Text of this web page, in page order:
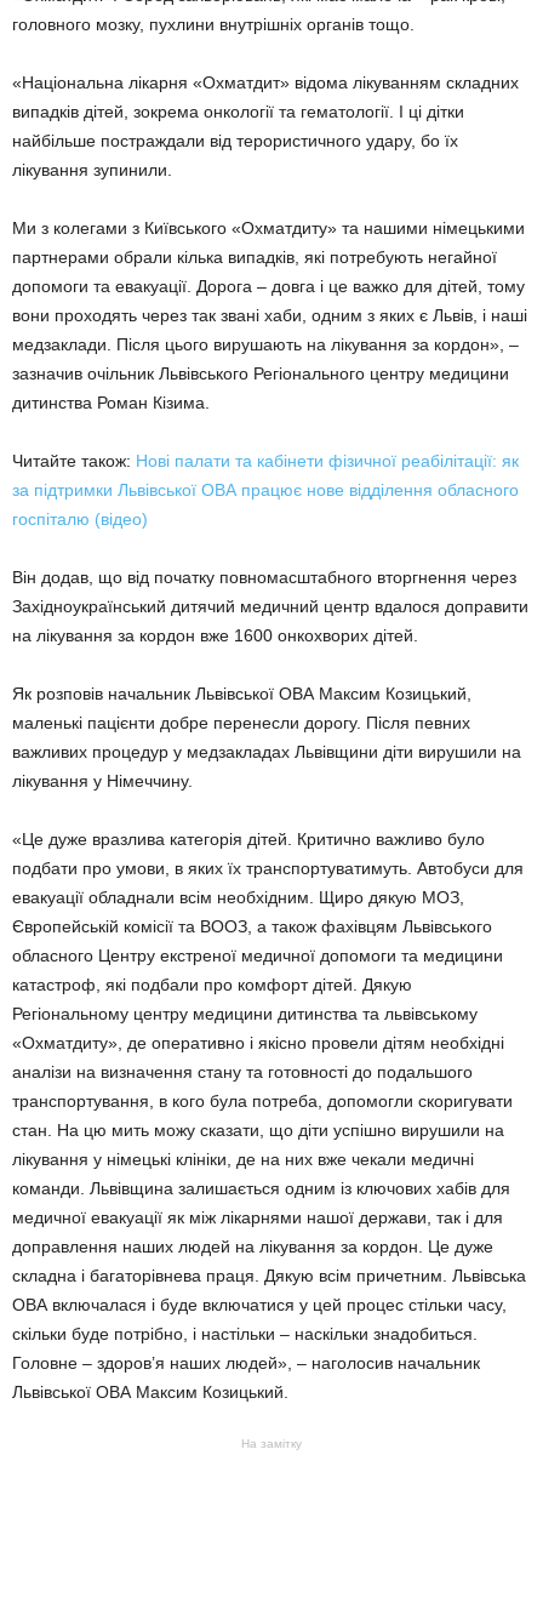
головного мозку, пухлини внутрішніх органів тощо.
«Національна лікарня «Охматдит» відома лікуванням складних
випадків дітей, зокрема онкології та гематології. І ці дітки
найбільше постраждали від терористичного удару, бо їх
лікування зупинили.
Ми з колегами з Київського «Охматдиту» та нашими німецькими
партнерами обрали кілька випадків, які потребують негайної
допомоги та евакуації. Дорога – довга і це важко для дітей, тому
вони проходять через так звані хаби, одним з яких є Львів, і наші
медзаклади. Після цього вирушають на лікування за кордон», –
зазначив очільник Львівського Регіонального центру медицини
дитинства Роман Кізима.
Читайте також: Нові палати та кабінети фізичної реабілітації: як
за підтримки Львівської ОВА працює нове відділення обласного
госпіталю (відео)
Він додав, що від початку повномасштабного вторгнення через
Західноукраїнський дитячий медичний центр вдалося доправити
на лікування за кордон вже 1600 онкохворих дітей.
Як розповів начальник Львівської ОВА Максим Козицький,
маленькі пацієнти добре перенесли дорогу. Після певних
важливих процедур у медзакладах Львівщини діти вирушили на
лікування у Німеччину.
«Це дуже вразлива категорія дітей. Критично важливо було
подбати про умови, в яких їх транспортуватимуть. Автобуси для
евакуації обладнали всім необхідним. Щиро дякую МОЗ,
Європейській комісії та ВООЗ, а також фахівцям Львівського
обласного Центру екстреної медичної допомоги та медицини
катастроф, які подбали про комфорт дітей. Дякую
Регіональному центру медицини дитинства та львівському
«Охматдиту», де оперативно і якісно провели дітям необхідні
аналізи на визначення стану та готовності до подальшого
транспортування, в кого була потреба, допомогли скоригувати
стан. На цю мить можу сказати, що діти успішно вирушили на
лікування у німецькі клініки, де на них вже чекали медичні
команди. Львівщина залишається одним із ключових хабів для
медичної евакуації як між лікарнями нашої держави, так і для
доправлення наших людей на лікування за кордон. Це дуже
складна і багаторівнева праця. Дякую всім причетним. Львівська
ОВА включалася і буде включатися у цей процес стільки часу,
скільки буде потрібно, і настільки – наскільки знадобиться.
Головне – здоров’я наших людей», – наголосив начальник
Львівської ОВА Максим Козицький.
На замітку